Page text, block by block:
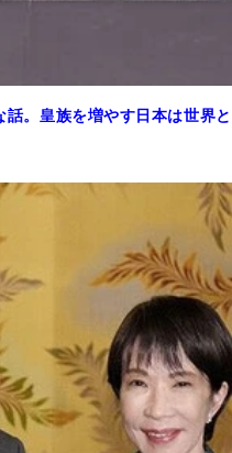
話。皇族を増やす日本は世界と